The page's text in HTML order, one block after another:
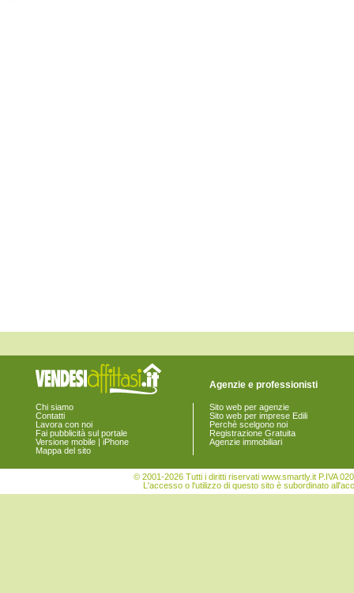
Spinea
Teglio Veneto
Venezia
Vigonovo
Chi siamo
Contatti
Lavora con noi
Fai pubblicità sul portale
Versione mobile | iPhone
Mappa del sito
Agenzie e professionisti
Sito web per agenzie
Sito web per imprese Edili
Perchè scelgono noi
Registrazione Gratuita
Agenzie immobiliari
© 2001-2026 Tutti i diritti riservati www.smartly.it P.IVA
L'accesso o l'utilizzo di questo sito è subordinato